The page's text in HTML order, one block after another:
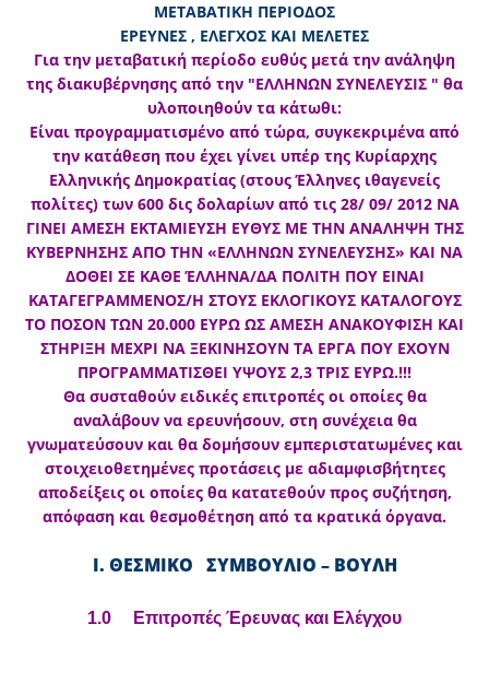
ΜΕΤΑΒΑΤΙΚΗ ΠΕΡΙΟΔΟΣ
ΕΡΕΥΝΕΣ , ΕΛΕΓΧΟΣ ΚΑΙ ΜΕΛΕΤΕΣ
Για την μεταβατική περίοδο ευθύς μετά την ανάληψη
της διακυβέρνησης από την "ΕΛΛΗΝΩΝ ΣΥΝΕΛΕΥΣΙΣ " θα
υλοποιηθούν τα κάτωθι:
Είναι προγραμματισμένο από τώρα, συγκεκριμένα από
την κατάθεση που έχει γίνει υπέρ της Κυρίαρχης
Ελληνικής Δημοκρατίας (στους Έλληνες ιθαγενείς
πολίτες) των 600 δις δολαρίων από τις 28/ 09/ 2012 ΝΑ
ΓΙΝΕΙ ΑΜΕΣΗ ΕΚΤΑΜΙΕΥΣΗ ΕΥΘΥΣ ΜΕ ΤΗΝ ΑΝΑΛΗΨΗ ΤΗΣ
ΚΥΒΕΡΝΗΣΗΣ ΑΠΟ ΤΗΝ «ΕΛΛΗΝΩΝ ΣΥΝΕΛΕΥΣΗΣ» ΚΑΙ ΝΑ
ΔΟΘΕΙ ΣΕ ΚΑΘΕ ΈΛΛΗΝΑ/ΔΑ ΠΟΛΙΤΗ ΠΟΥ ΕΙΝΑΙ
ΚΑΤΑΓΕΓΡΑΜΜΕΝΟΣ/Η ΣΤΟΥΣ ΕΚΛΟΓΙΚΟΥΣ ΚΑΤΑΛΟΓΟΥΣ
ΤΟ ΠΟΣΟΝ ΤΩΝ 20.000 ΕΥΡΩ ΩΣ ΑΜΕΣΗ ΑΝΑΚΟΥΦΙΣΗ ΚΑΙ
ΣΤΗΡΙΞΗ ΜΕΧΡΙ ΝΑ ΞΕΚΙΝΗΣΟΥΝ ΤΑ ΕΡΓΑ ΠΟΥ ΕΧΟΥΝ
ΠΡΟΓΡΑΜΜΑΤΙΣΘΕΙ ΥΨΟΥΣ 2,3 ΤΡΙΣ ΕΥΡΩ.!!!
Θα συσταθούν ειδικές επιτροπές οι οποίες θα
αναλάβουν να ερευνήσουν, στη συνέχεια θα
γνωματεύσουν και θα δομήσουν εμπεριστατωμένες και
στοιχειοθετημένες προτάσεις με αδιαμφισβήτητες
αποδείξεις οι οποίες θα κατατεθούν προς συζήτηση,
απόφαση και θεσμοθέτηση από τα κρατικά όργανα.
Ι. ΘΕΣΜΙΚΟ ΣΥΜΒΟΥΛΙΟ – ΒΟΥΛΗ
1.0 Επιτροπές Έρευνας και Ελέγχου